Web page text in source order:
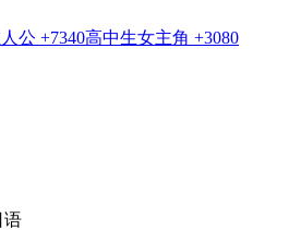
公 +7340高中生女主角 +3080
语